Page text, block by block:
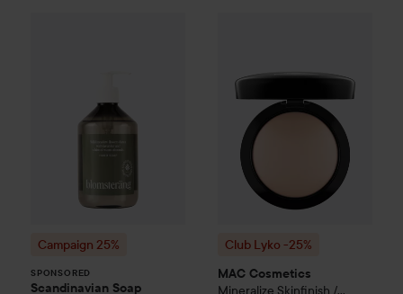
Campaign 25%
SPONSORED
Scandinavian Soap
Club Lyko -25%
MAC Cosmetics
Mineralize Skinfinish /